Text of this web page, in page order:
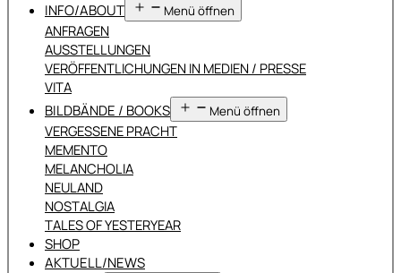
INFO/ABOUT Menü öffnen
ANFRAGEN
AUSSTELLUNGEN
VERÖFFENTLICHUNGEN IN MEDIEN / PRESSE
VITA
BILDBÄNDE / BOOKS Menü öffnen
VERGESSENE PRACHT
MEMENTO
MELANCHOLIA
NEULAND
NOSTALGIA
TALES OF YESTERYEAR
SHOP
AKTUELL/NEWS